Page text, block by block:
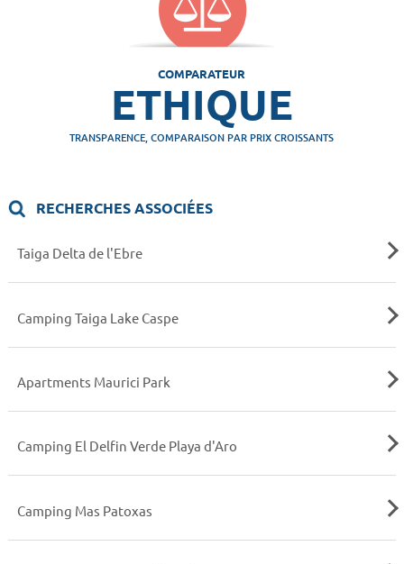
COMPARATEUR
ETHIQUE
TRANSPARENCE, COMPARAISON PAR PRIX CROISSANTS
RECHERCHES ASSOCIÉES
Taiga Delta de l'Ebre
Camping Taiga Lake Caspe
Apartments Maurici Park
Camping El Delfin Verde Playa d'Aro
Camping Mas Patoxas